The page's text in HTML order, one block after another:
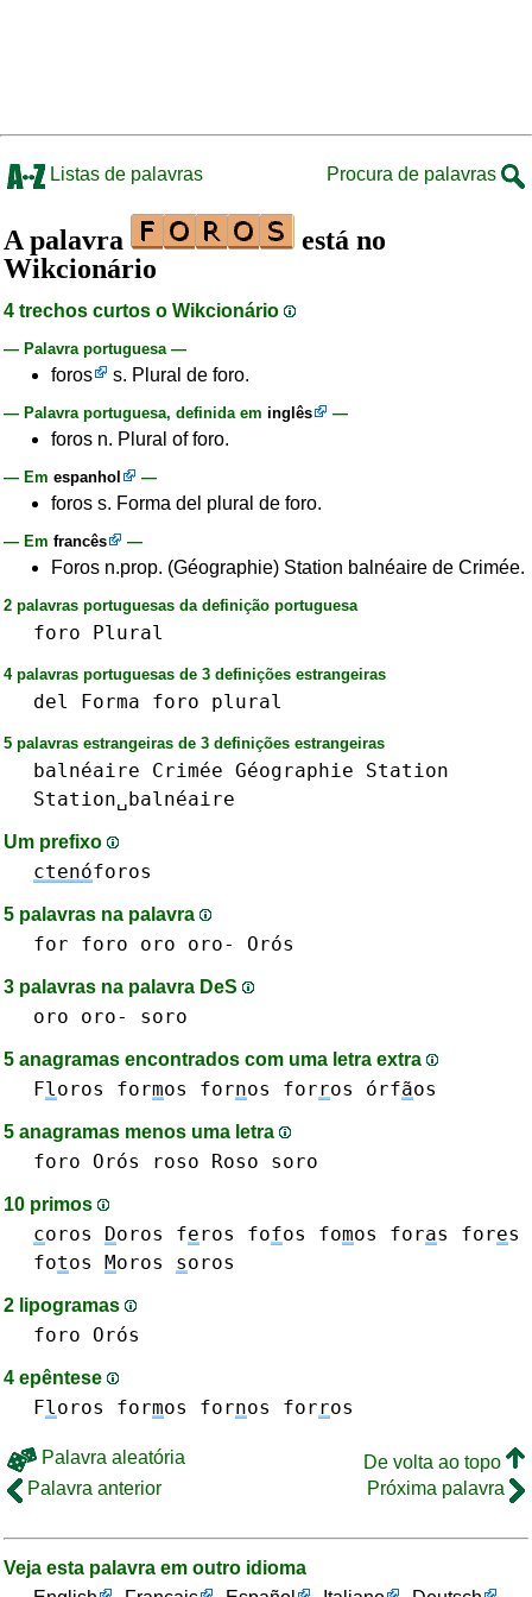
Listas de palavras Procura de palavras
A palavra
está no
Wikcionário
4 trechos curtos o Wikcionário
— Palavra portuguesa —
foros s. Plural de foro.
— Palavra portuguesa, definida em inglês —
foros n. Plural of foro.
— Em espanhol —
foros s. Forma del plural de foro.
— Em francês —
Foros n.prop. (Géographie) Station balnéaire de Crimée.
2 palavras portuguesas da definição portuguesa
foro Plural
4 palavras portuguesas de 3 definições estrangeiras
del Forma foro plural
5 palavras estrangeiras de 3 definições estrangeiras
balnéaire Crimée Géographie
Station
Station␣balnéaire
Um prefixo
ctenóforos
5 palavras na palavra
for foro oro oro- Orós
3 palavras na palavra DeS
oro oro- soro
5 anagramas encontrados com uma letra extra
Floros formos fornos forros órfãos
5 anagramas menos uma letra
foro Orós roso Roso soro
10 primos
coros Doros feros fofos fomos foras fores
fotos Moros soros
2 lipogramas
foro Orós
4 epêntese
Floros formos fornos forros
Palavra aleatória
De volta ao topo
Palavra anterior
Próxima palavra
Veja esta palavra em outro idioma